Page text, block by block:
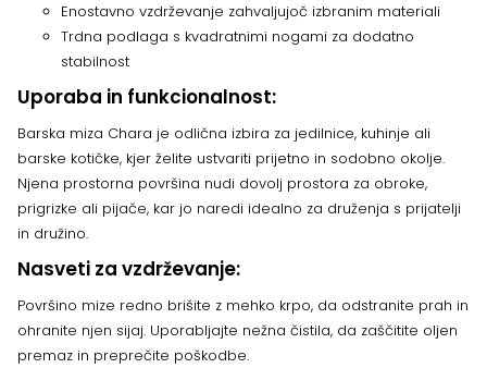
Enostavno vzdrževanje zahvaljujoč izbranim materiali
Trdna podlaga s kvadratnimi nogami za dodatno
stabilnost
Uporaba in funkcionalnost:
Barska miza Chara je odlična izbira za jedilnice, kuhinje ali
barske kotičke, kjer želite ustvariti prijetno in sodobno okolje.
Njena prostorna površina nudi dovolj prostora za obroke,
prigrizke ali pijače, kar jo naredi idealno za druženja s prijatelji
in družino.
Nasveti za vzdrževanje:
Površino mize redno brišite z mehko krpo, da odstranite prah in
ohranite njen sijaj. Uporabljajte nežna čistila, da zaščitite oljen
premaz in preprečite poškodbe.